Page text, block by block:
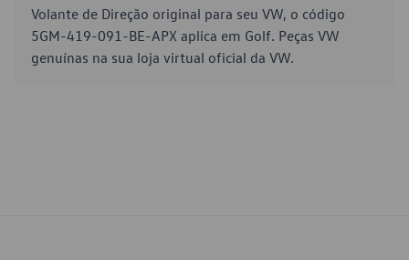
Volante de Direção original para seu VW, o código
5GM-419-091-BE-APX aplica em Golf. Peças VW
genuínas na sua loja virtual oficial da VW.